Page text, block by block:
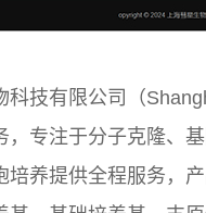
科技有限公司（
，专注于分子克隆、
培养提供全程服务，